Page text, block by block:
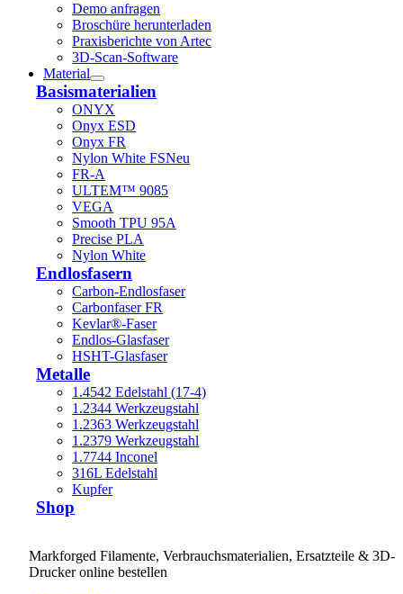
Demo anfragen
Broschüre herunterladen
Praxisberichte von Artec
3D-Scan-Software
Material
Basismaterialien
ONYX
Onyx ESD
Onyx FR
Nylon White FSNeu
FR-A
ULTEM™ 9085
VEGA
Smooth TPU 95A
Precise PLA
Nylon White
Endlosfasern
Carbon-Endlosfaser
Carbonfaser FR
Kevlar®-Faser
Endlos-Glasfaser
HSHT-Glasfaser
Metalle
1.4542 Edelstahl (17-4)
1.2344 Werkzeugstahl
1.2363 Werkzeugstahl
1.2379 Werkzeugstahl
1.7744 Inconel
316L Edelstahl
Kupfer
Shop
Markforged Filamente, Verbrauchsmaterialien, Ersatzteile & 3D-
Drucker online bestellen